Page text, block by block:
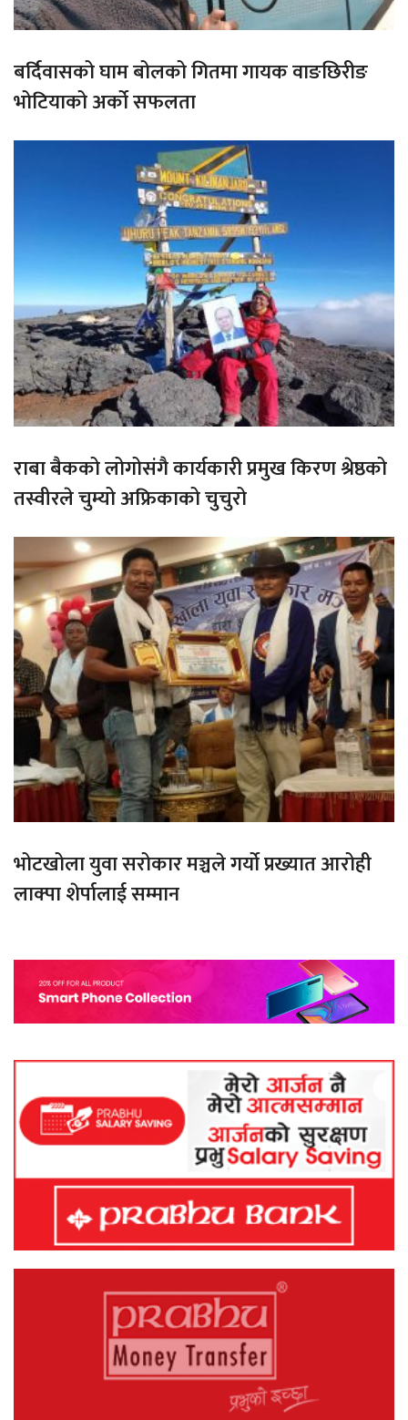
बर्दिवासको घाम बोलको गितमा गायक वाङछिरीङ
भोटियाको अर्को सफलता
राबा बैकको लोगोसंगै कार्यकारी प्रमुख किरण श्रेष्ठको
तस्वीरले चुम्यो अफ्रिकाको चुचुरो
भोटखोला युवा सरोकार मञ्चले गर्यो प्रख्यात आरोही
लाक्पा शेर्पालाई सम्मान